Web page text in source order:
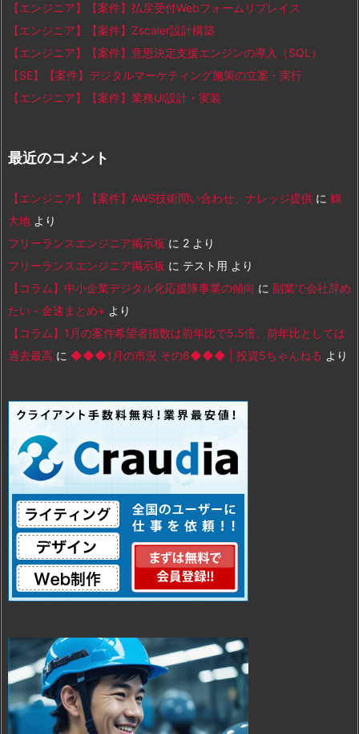
【エンジニア】【案件】払戻受付Webフォームリプレイス
【エンジニア】【案件】Zscaler設計構築
【エンジニア】【案件】意思決定支援エンジンの導入（SQL）
【SE】【案件】デジタルマーケティング施策の立案・実行
【エンジニア】【案件】業務UI設計・実装
最近のコメント
【エンジニア】【案件】AWS技術問い合わせ、ナレッジ提供 に 鶴
大地 より
フリーランスエンジニア掲示板 に 2 より
フリーランスエンジニア掲示板 に テスト用 より
【コラム】中小企業デジタル化応援隊事業の傾向 に 副業で会社辞め
たい - 金速まとめ+ より
【コラム】1月の案件希望者指数は前年比で5.5倍、前年比としては
過去最高 に ◆◆◆1月の市況 その6◆◆◆ | 投資5ちゃんねる より